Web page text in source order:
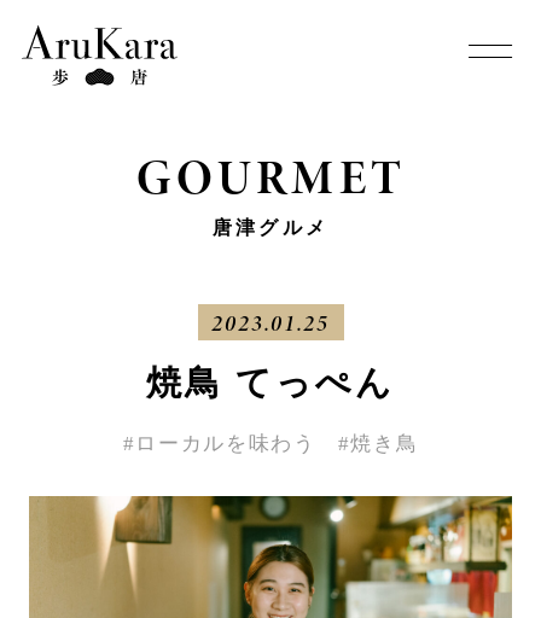
GOURMET
唐津グルメ
2023.01.25
焼鳥 てっぺん
#ローカルを味わう #焼き鳥